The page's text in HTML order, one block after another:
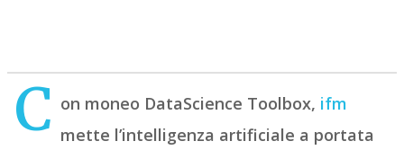
C on moneo DataScience Toolbox, ifm
mette l’intelligenza artificiale a portata